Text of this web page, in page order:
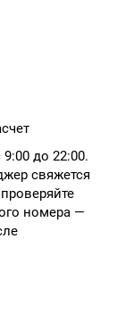
до 22:00.
свяжется
номера —